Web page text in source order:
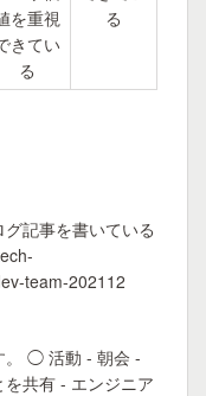
を重視
きてい
る
る
記事を書いている
team-202112
。 ◯ 活動 - 朝会 -
共有 - エンジニア